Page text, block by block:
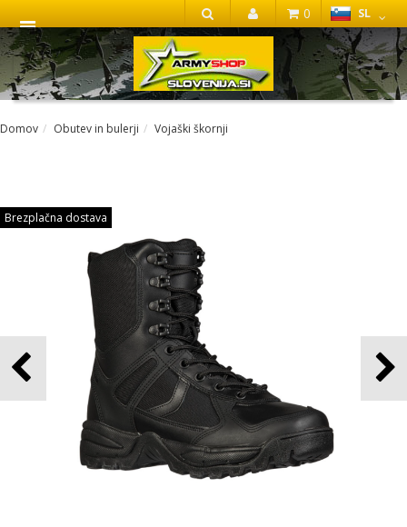
IŠČI
SL
0
Domov Obutev in bulerji Vojaški škornji
Brezplačna dostava